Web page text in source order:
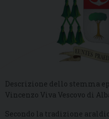
Descrizione dello stemma
Vincenzo Viva Vescovo di
Secondo la tradizione